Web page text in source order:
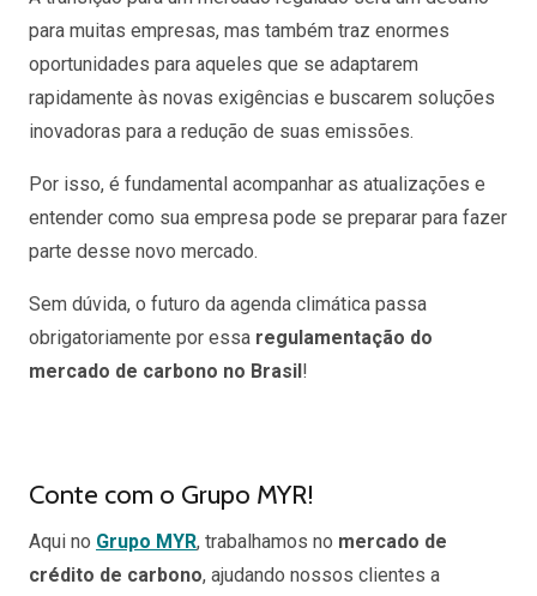
para muitas empresas, mas também traz enormes
oportunidades para aqueles que se adaptarem
rapidamente às novas exigências e buscarem soluções
inovadoras para a redução de suas emissões.
Por isso, é fundamental acompanhar as atualizações e
entender como sua empresa pode se preparar para fazer
parte desse novo mercado.
Sem dúvida, o futuro da agenda climática passa
obrigatoriamente por essa regulamentação do
mercado de carbono no Brasil!
Conte com o Grupo MYR!
Aqui no Grupo MYR, trabalhamos no mercado de
crédito de carbono, ajudando nossos clientes a